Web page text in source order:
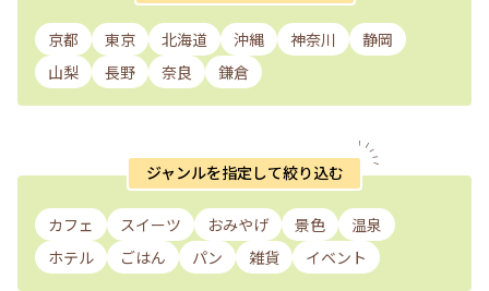
京都 東京 北海道 沖縄 神奈川
静岡
山梨
長野 奈良 鎌倉
ジャンルを指定して絞り込む
カフェ スイーツ おみやげ 景色
温泉
ホテル
ごはん パン 雑貨 イベント